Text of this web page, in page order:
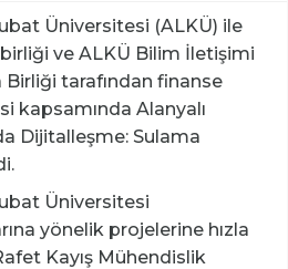
Üniversitesi (ALKÜ) ile
ve ALKÜ Bilim İletişimi
Birliği tarafından finanse
kapsamında Alanyalı
Dijitalleşme: Sulama
Üniversitesi
yönelik projelerine hızla
Kayış Mühendislik